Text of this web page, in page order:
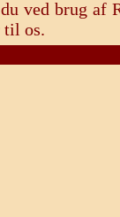
ved brug af
til os.